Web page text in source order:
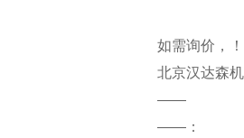
如需询价，！
北京汉达森
——
——：